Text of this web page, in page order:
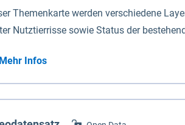
Themenkarte werden verschiedene
Nutztierrisse sowie Status der
Mehr Infos